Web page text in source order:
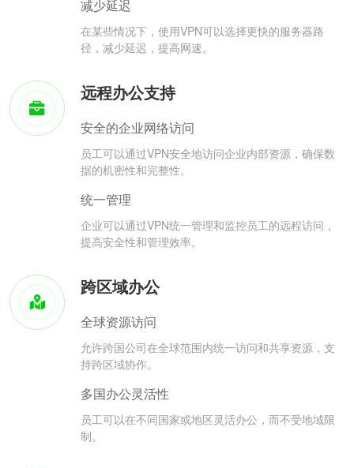
减少延迟
在某些情况下，使用VPN可以选择更快的服务器路
径，减少延迟，提高网速。
远程办公支持
安全的企业网络访问
员工可以通过VPN安全地访问企业内部资源，确保数
据的机密性和完整性。
统一管理
企业可以通过VPN统一管理和监控员工的远程访问，
提高安全性和管理效率。
跨区域办公
全球资源访问
允许跨国公司在全球范围内统一访问和共享资源，支
持跨区域协作。
多国办公灵活性
员工可以在不同国家或地区灵活办公，而不受地域限
制。